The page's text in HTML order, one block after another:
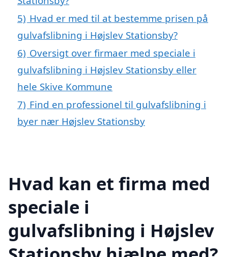
5) Hvad er med til at bestemme prisen på
gulvafslibning i Højslev Stationsby?
6) Oversigt over firmaer med speciale i
gulvafslibning i Højslev Stationsby eller
hele Skive Kommune
7) Find en professionel til gulvafslibning i
byer nær Højslev Stationsby
Hvad kan et firma med
speciale i
gulvafslibning i Højslev